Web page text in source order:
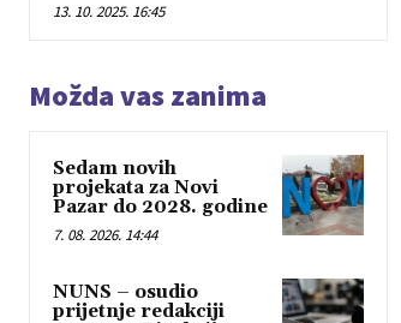
13. 10. 2025. 16:45
Možda vas zanima
Sedam novih
projekata za Novi
Pazar do 2028. godine
7. 08. 2026. 14:44
NUNS – osudio
prijetnje redakciji